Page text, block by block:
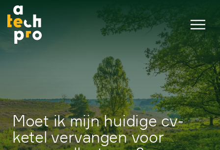
Moet ik mijn huidige cv-
ketel vervangen voor